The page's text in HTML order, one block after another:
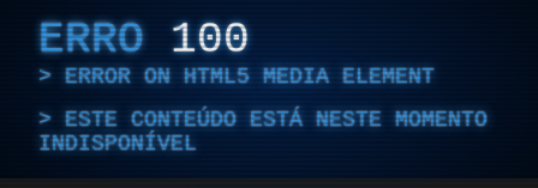
ERRO 100
ERROR ON HTML5 MEDIA ELEMENT
ESTE CONTEÚDO ESTÁ NESTE MOMENTO
INDISPONÍVEL